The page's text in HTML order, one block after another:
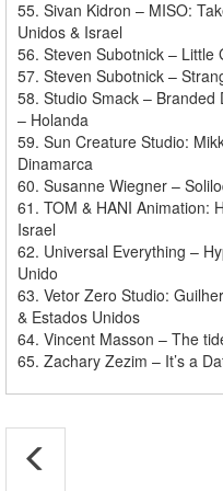
55. Sivan Kidron – MISO:
Unidos & Israel
56. Steven Subotnick – Little
57. Steven Subotnick –
58. Studio Smack –
– Holanda
59. Sun Creature Studio:
Dinamarca
60. Susanne Wiegner –
61. TOM & HANI Animation:
Israel
62. Universal Everything –
Unido
63. Vetor Zero Studio:
& Estados Unidos
64. Vincent Masson – The
65. Zachary Zezim – It’s a